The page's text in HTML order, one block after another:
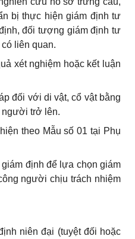
bị thực hiện giám định tư
đối tượng giám định tư
liên quan.
xét nghiệm hoặc kết luận
đối với di vật, cổ vật bằng
người trở lên.
theo Mẫu số 01 tại Phụ
định để lựa chọn giám
người chịu trách nhiệm
niên đại (tuyệt đối hoặc